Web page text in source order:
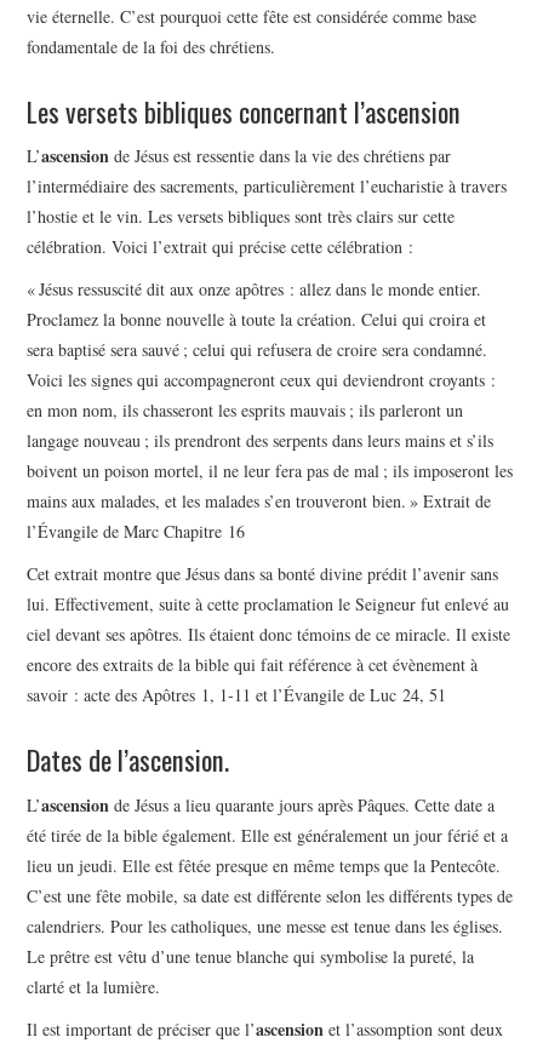
vie éternelle. C’est pourquoi cette fête est considérée comme base
fondamentale de la foi des chrétiens.
Les versets bibliques concernant l’ascension
L’ascension de Jésus est ressentie dans la vie des chrétiens par
l’intermédiaire des sacrements, particulièrement l’eucharistie à travers
l’hostie et le vin. Les versets bibliques sont très clairs sur cette
célébration. Voici l’extrait qui précise cette célébration :
« Jésus ressuscité dit aux onze apôtres : allez dans le monde entier.
Proclamez la bonne nouvelle à toute la création. Celui qui croira et
sera baptisé sera sauvé ; celui qui refusera de croire sera condamné.
Voici les signes qui accompagneront ceux qui deviendront croyants :
en mon nom, ils chasseront les esprits mauvais ; ils parleront un
langage nouveau ; ils prendront des serpents dans leurs mains et s’ils
boivent un poison mortel, il ne leur fera pas de mal ; ils imposeront les
mains aux malades, et les malades s’en trouveront bien. » Extrait de
l’Évangile de Marc Chapitre 16
Cet extrait montre que Jésus dans sa bonté divine prédit l’avenir sans
lui. Effectivement, suite à cette proclamation le Seigneur fut enlevé au
ciel devant ses apôtres. Ils étaient donc témoins de ce miracle. Il existe
encore des extraits de la bible qui fait référence à cet évènement à
savoir : acte des Apôtres 1, 1-11 et l’Évangile de Luc 24, 51
Dates de l’ascension.
L’ascension de Jésus a lieu quarante jours après Pâques. Cette date a
été tirée de la bible également. Elle est généralement un jour férié et a
lieu un jeudi. Elle est fêtée presque en même temps que la Pentecôte.
C’est une fête mobile, sa date est différente selon les différents types de
calendriers. Pour les catholiques, une messe est tenue dans les églises.
Le prêtre est vêtu d’une tenue blanche qui symbolise la pureté, la
clarté et la lumière.
Il est important de préciser que l’ascension et l’assomption sont deux